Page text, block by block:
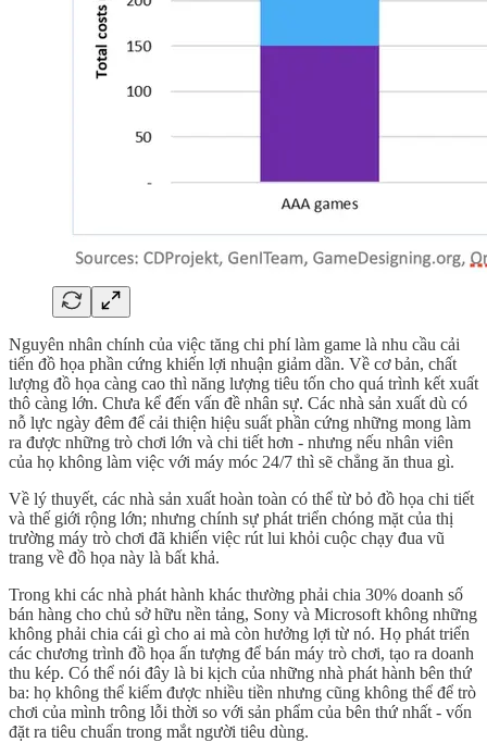
Nguyên nhân chính của việc tăng chi phí làm game là nhu cầu cải
tiến đồ họa phần cứng khiến lợi nhuận giảm dần. Về cơ bản, chất
lượng đồ họa càng cao thì năng lượng tiêu tốn cho quá trình kết xuất
thô càng lớn. Chưa kể đến vấn đề nhân sự. Các nhà sản xuất dù có
nỗ lực ngày đêm để cải thiện hiệu suất phần cứng những mong làm
ra được những trò chơi lớn và chi tiết hơn - nhưng nếu nhân viên
của họ không làm việc với máy móc 24/7 thì sẽ chẳng ăn thua gì.
Về lý thuyết, các nhà sản xuất hoàn toàn có thể từ bỏ đồ họa chi tiết
và thế giới rộng lớn; nhưng chính sự phát triển chóng mặt của thị
trường máy trò chơi đã khiến việc rút lui khỏi cuộc chạy đua vũ
trang về đồ họa này là bất khả.
Trong khi các nhà phát hành khác thường phải chia 30% doanh số
bán hàng cho chủ sở hữu nền tảng, Sony và Microsoft không những
không phải chia cái gì cho ai mà còn hưởng lợi từ nó. Họ phát triển
các chương trình đồ họa ấn tượng để bán máy trò chơi, tạo ra doanh
thu kép. Có thể nói đây là bi kịch của những nhà phát hành bên thứ
ba: họ không thể kiếm được nhiều tiền nhưng cũng không thể để trò
chơi của mình trông lỗi thời so với sản phẩm của bên thứ nhất - vốn
đặt ra tiêu chuẩn trong mắt người tiêu dùng.